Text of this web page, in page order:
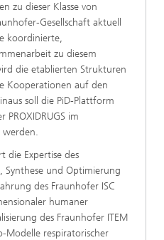
zu dieser Klasse von
Gesellschaft aktuell
koordinierte,
zu diesem
die etablierten Strukturen
Kooperationen auf den
soll die PiD-Plattform
im
werden.
die Expertise des
Synthese und Optimierung
des Fraunhofer ISC
humaner
des Fraunhofer ITEM
Modelle respiratorischer